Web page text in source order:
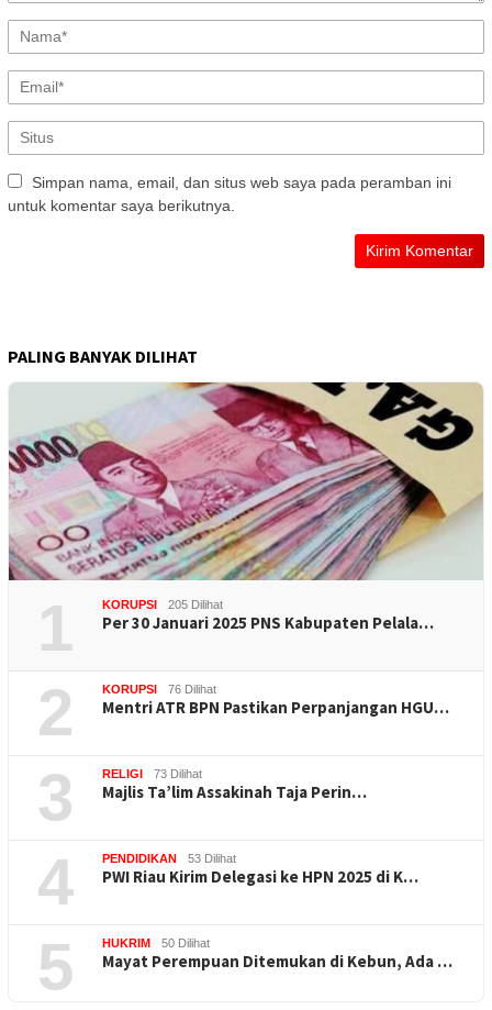
Simpan nama, email, dan situs web saya pada peramban ini
untuk komentar saya berikutnya.
PALING BANYAK DILIHAT
1 KORUPSI 205 Dilihat
Per 30 Januari 2025 PNS Kabupaten Pelala…
2 KORUPSI 76 Dilihat
Mentri ATR BPN Pastikan Perpanjangan HGU…
3 RELIGI 73 Dilihat
Majlis Ta’lim Assakinah Taja Perin…
4 PENDIDIKAN 53 Dilihat
PWI Riau Kirim Delegasi ke HPN 2025 di K…
5 HUKRIM 50 Dilihat
Mayat Perempuan Ditemukan di Kebun, Ada …